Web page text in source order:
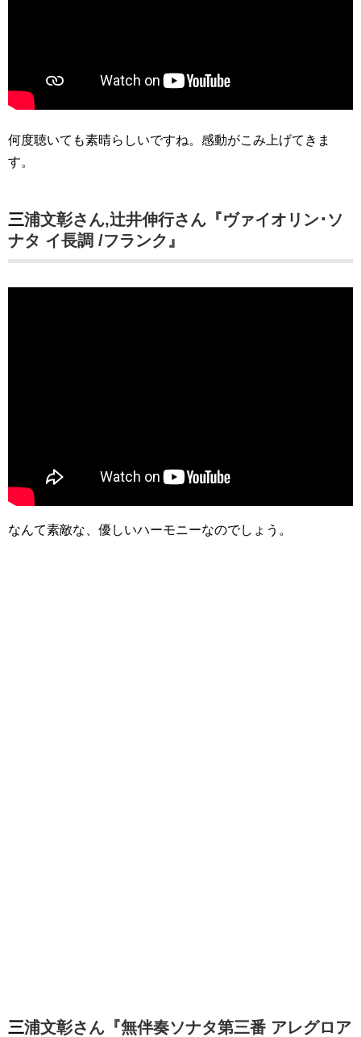
何度聴いても素晴らしいですね。感動がこみ上げてきま
す。
三浦文彰さん,辻井伸行さん『ヴァイオリン･ソ
ナタ イ長調 /フランク』
なんて素敵な、優しいハーモニーなのでしょう。
三浦文彰さん『無伴奏ソナタ第三番 アレグロア